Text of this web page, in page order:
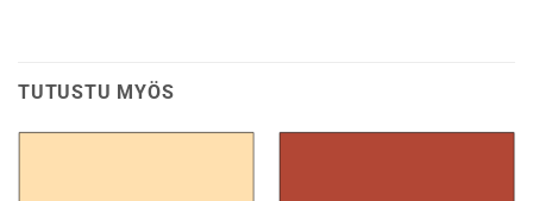
TUTUSTU MYÖS